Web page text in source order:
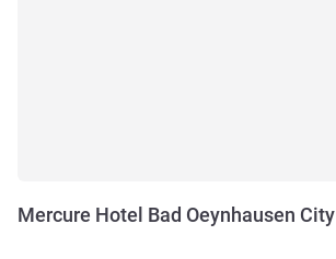
Mercure Hotel Bad Oeynhausen City